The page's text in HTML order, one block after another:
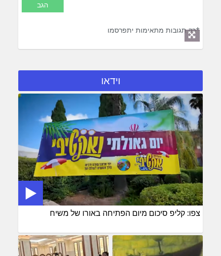
*רק תגובות מתאימות יתפרסמו
וידאו
צפו: קליפ סיכום מיום הפתיחה באורו של משיח